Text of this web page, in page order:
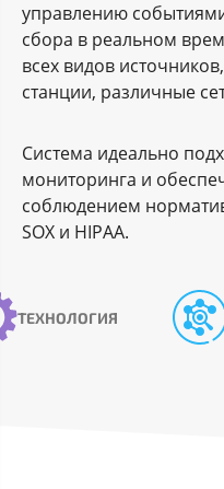
управлению
сбора в реальном
всех видов
станции, различные
Система идеально
мониторинга и
соблюдением
SOX и HIPAA.
ТЕХНОЛОГИЯ